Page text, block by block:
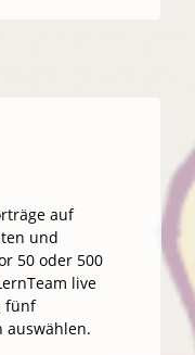
auf
und
50 oder 500
live
fünf
auswählen.